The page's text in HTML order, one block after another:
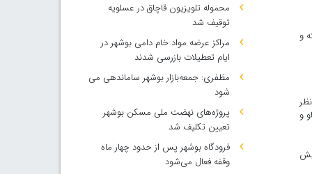
و
نظر
و
محموله تلویزیون قاچاق در عسلویه
توقیف شد
مراکز عرضه مواد خام دامی بوشهر در
ایام تعطیلات بازرسی شدند
مظفری: جمعه‌بازار بوشهر ساماندهی می‌
شود
پروژه‌های نهضت ملی مسکن بوشهر
تعیین تکلیف شد
فرودگاه بوشهر پس از حدود چهار ماه
وقفه فعال می‌شود